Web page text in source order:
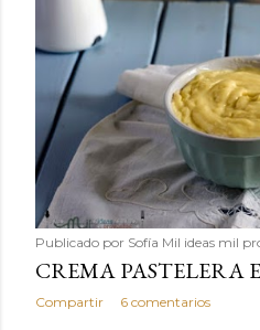
Publicado por Sofía Mil ideas mil
CREMA PASTELERA
Compartir 6 comentarios